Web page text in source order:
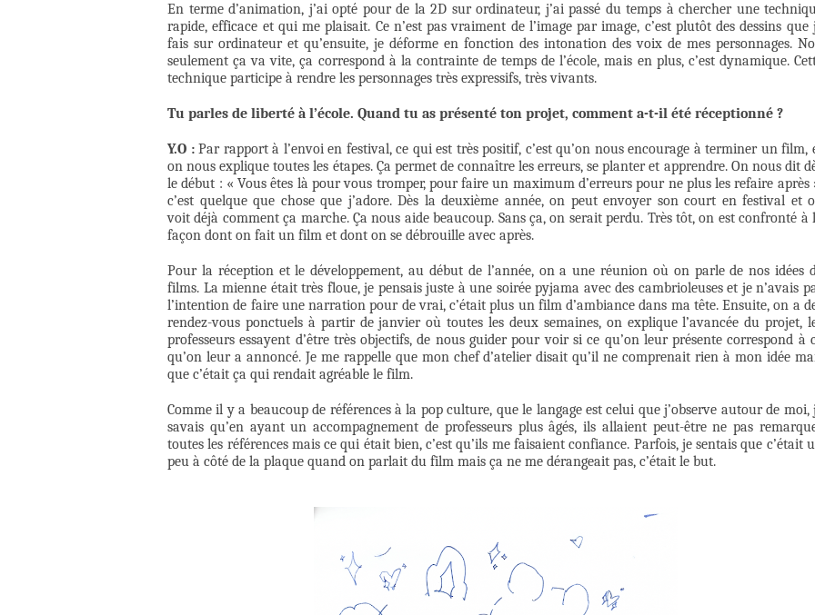
En terme d’animation, j’ai opté pour de la 2D sur ordinateur, j’ai passé du temps à chercher une
rapide, efficace et qui me plaisait. Ce n’est pas vraiment de l’image par image, c’est plutôt des dessins que
fais sur ordinateur et qu’ensuite, je déforme en fonction des intonation des voix de mes personnages.
seulement ça va vite, ça correspond à la contrainte de temps de l’école, mais en plus, c’est dynamique.
technique participe à rendre les personnages très expressifs, très vivants.
Tu parles de liberté à l’école. Quand tu as présenté ton projet, comment a-t-il été réceptionné ?
Y.O :Par rapport à l’envoi en festival, ce qui est très positif, c’est qu’on nous encourage à terminer un film,
on nous explique toutes les étapes. Ça permet de connaître les erreurs, se planter et apprendre. On nous dit
le début : « Vous êtes là pour vous tromper, pour faire un maximum d’erreurs pour ne plus les refaire après
c’est quelque que chose que j’adore. Dès la deuxième année, on peut envoyer son court en festival et
voit déjà comment ça marche. Ça nous aide beaucoup. Sans ça, on serait perdu. Très tôt, on est confronté à
façon dont on fait un film et dont on se débrouille avec après.
Pour la réception et le développement, au début de l’année, on a une réunion où on parle de nos idées
films. La mienne était très floue, je pensais juste à une soirée pyjama avec des cambrioleuses et je n’avais
l’intention de faire une narration pour de vrai, c’était plus un film d’ambiance dans ma tête. Ensuite, on a
rendez-vous ponctuels à partir de janvier où toutes les deux semaines, on explique l’avancée du projet,
professeurs essayent d’être très objectifs, de nous guider pour voir si ce qu’on leur présente correspond à
qu’on leur a annoncé. Je me rappelle que mon chef d’atelier disait qu’il ne comprenait rien à mon idée
que c’était ça qui rendait agréable le film.
Comme il y a beaucoup de références à la pop culture, que le langage est celui que j’observe autour de moi,
savais qu’en ayant un accompagnement de professeurs plus âgés, ils allaient peut-être ne pas
toutes les références mais ce qui était bien, c’est qu’ils me faisaient confiance. Parfois, je sentais que c’était
peu à côté de la plaque quand on parlait du film mais ça ne me dérangeait pas, c’était le but.